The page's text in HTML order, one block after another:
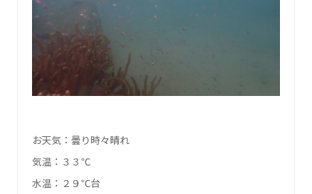
お天気：曇り時々晴れ
気温：３３℃
水温：２９℃台